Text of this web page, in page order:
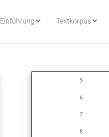
Einführung Textkorpus
5
6
7
8